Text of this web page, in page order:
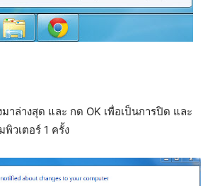
าล่างสุด และ กด OK เพื่อเป็นการปิด และ
วเตอร์ 1 ครั้ง